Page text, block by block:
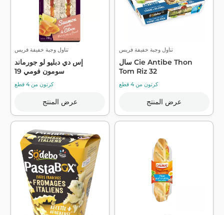
تناول وجبة خفيفة فريس
إس دي دبليو لو جورماند
سومون فومي 19
كرتون من 4 قطع
عرض المنتج
تناول وجبة خفيفة فريس
سال Cie Antibe Thon
Tom Riz 32
كرتون من 4 قطع
عرض المنتج